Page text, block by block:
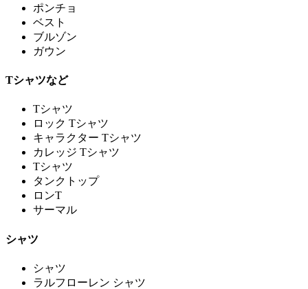
ポンチョ
ベスト
ブルゾン
ガウン
Tシャツなど
Tシャツ
ロック Tシャツ
キャラクター Tシャツ
カレッジ Tシャツ
Tシャツ
タンクトップ
ロンT
サーマル
シャツ
シャツ
ラルフローレン シャツ